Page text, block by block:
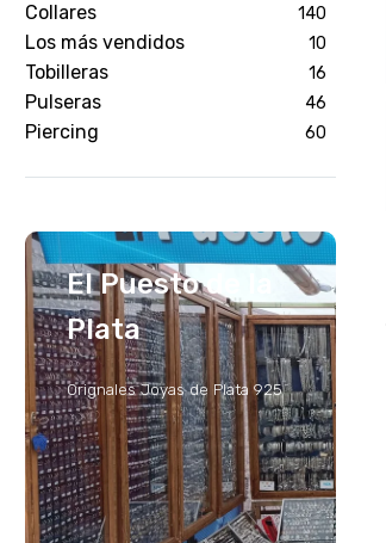
Collares 140
Los más vendidos 10
Tobilleras 16
Pulseras 46
Piercing 60
El Puesto de la
Plata
Orignales Joyas de Plata 925